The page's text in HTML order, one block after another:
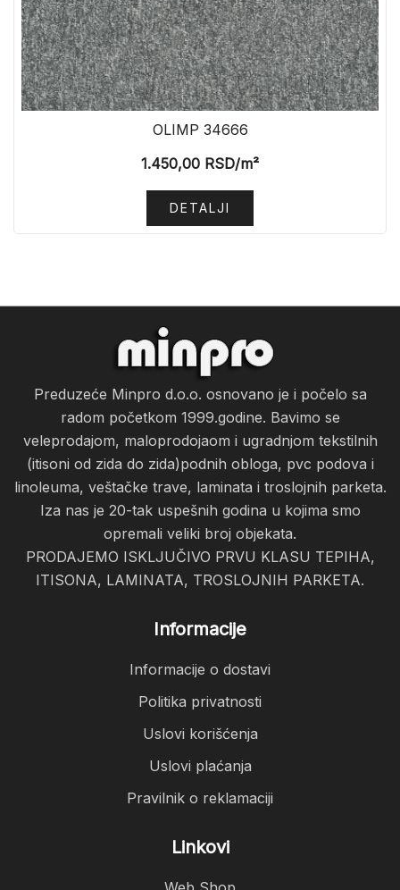
OLIMP 34666
1.450,00 RSD/m²
DETALJI
Preduzeće Minpro d.o.o. osnovano je i počelo sa
radom početkom 1999.godine. Bavimo se
veleprodajom, maloprodojaom i ugradnjom tekstilnih
(itisoni od zida do zida)podnih obloga, pvc podova i
linoleuma, veštačke trave, laminata i troslojnih parketa.
Iza nas je 20-tak uspešnih godina u kojima smo
opremali veliki broj objekata.
PRODAJEMO ISKLJUČIVO PRVU KLASU TEPIHA,
ITISONA, LAMINATA, TROSLOJNIH PARKETA.
Informacije
Informacije o dostavi
Politika privatnosti
Uslovi korišćenja
Uslovi plaćanja
Pravilnik o reklamaciji
Linkovi